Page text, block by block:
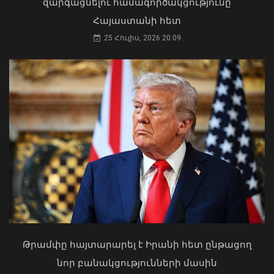
ԱԳ փոխնախարարը Նայրոբիում
կազմակերպման Հայաստանի
06 Օգոստոս, 2026 21:44
«Ուժեղ Հայաստան»-ը դեմ է
քվեարկելու ԱԺ նախագահի
պաշտոնում Ռուբեն Ռուբինյանի
թեկնածությանը
03 Օգոստոս, 2026 13:13
զարգացնելու համագործակցությունը
Հայաստանի հետ
25 Հուլիս, 2026 20:09
Թրամփը հայտարարել է Իրանի հետ ընթացող
նոր բանակցությունների մասին